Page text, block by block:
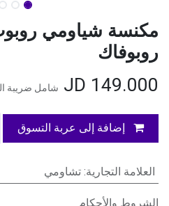
روبوفاك
149.000
شامل ضريبة
إضافة إلى عربة التسوق
العلامة التجارية: تشاومي
الشروط والأحكام